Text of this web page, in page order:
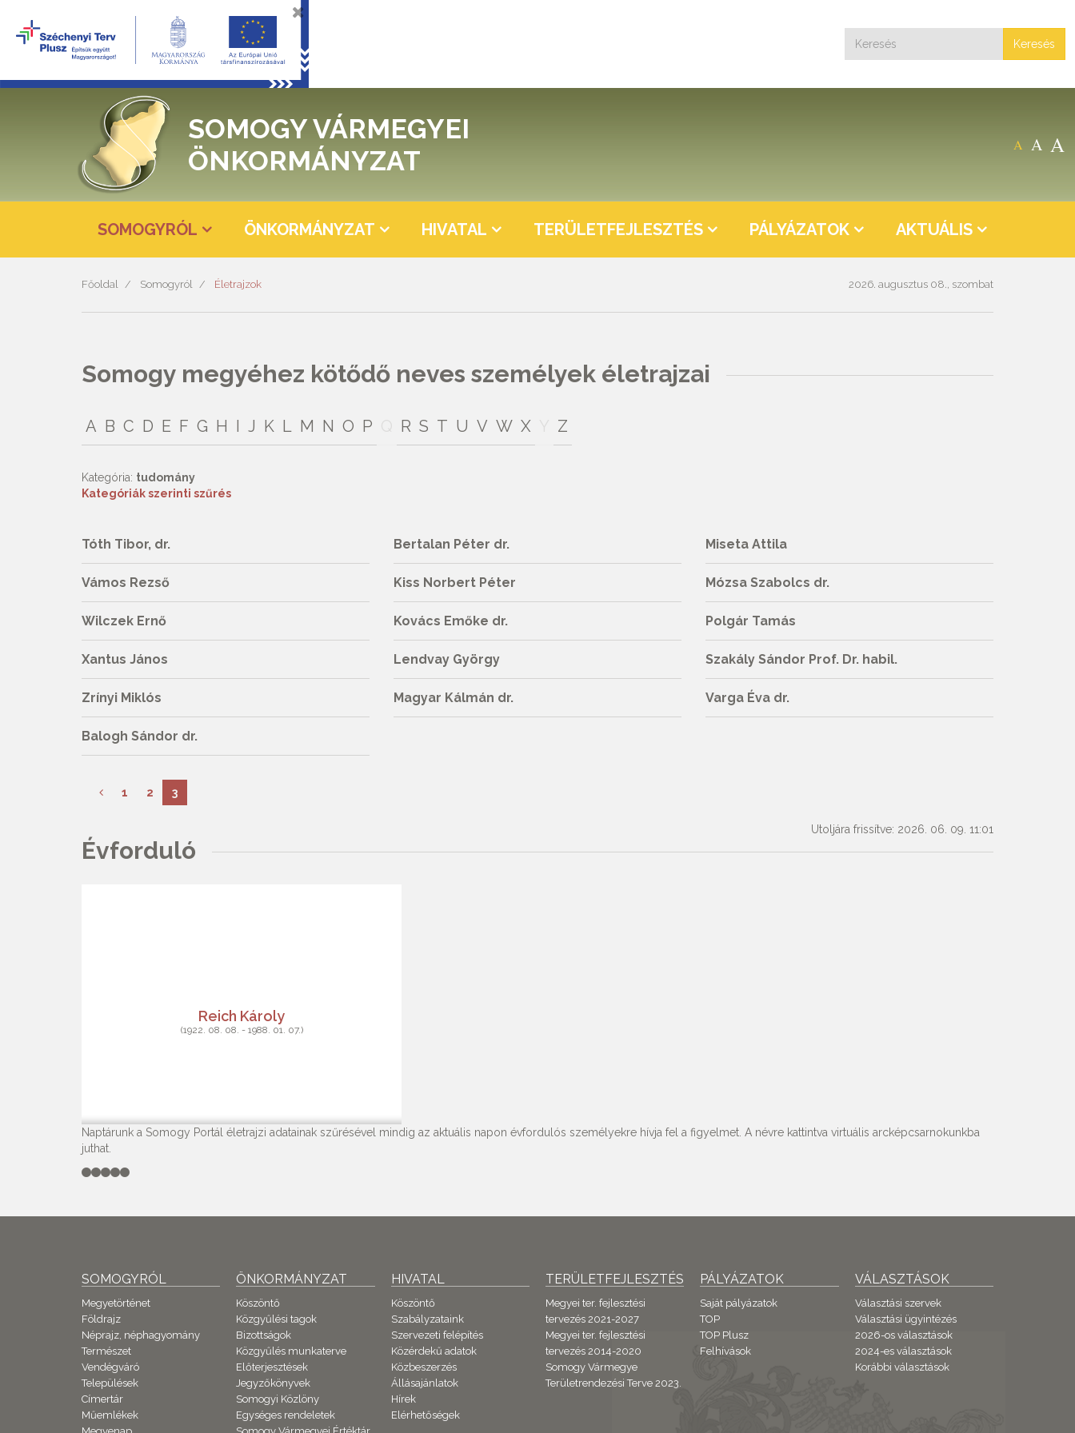
Keresés
A A A
SOMOGY VÁRMEGYEI
ÖNKORMÁNYZAT
SOMOGYRÓL ÖNKORMÁNYZAT HIVATAL TERÜLETFEJLESZTÉS PÁLYÁZATOK AKTUÁLIS
Főoldal Somogyról Életrajzok 2026. augusztus 08., szombat
Somogy megyéhez kötődő neves személyek életrajzai
A B C D E F G H I J K L M N O P R S T U V W X Z
Kategória: tudomány
Kategóriák szerinti szűrés
Tóth Tibor, dr.
Vámos Rezső
Wilczek Ernő
Xantus János
Zrínyi Miklós
Balogh Sándor dr.
Bertalan Péter dr.
Kiss Norbert Péter
Kovács Emőke dr.
Lendvay György
Magyar Kálmán dr.
Miseta Attila
Mózsa Szabolcs dr.
Polgár Tamás
Szakály Sándor Prof. Dr. habil.
Varga Éva dr.
1 2 3
Utoljára frissítve: 2026. 06. 09. 11:01
Évforduló
Reich Károly
(1922. 08. 08. - 1988. 01. 07.)
Naptárunk a Somogy Portál életrajzi adatainak szűrésével mindig az aktuális napon évfordulós személyekre hívja fel a figyelmet. A névre kattintva virtuális arcképcsarnokunkba
juthat.
SOMOGYRÓL
Megyetörténet
Földrajz
Néprajz, néphagyomány
Természet
Vendégváró
Települések
Címertár
Műemlékek
ÖNKORMÁNYZAT
Köszöntő
Közgyűlési tagok
Bizottságok
Közgyűlés munkaterve
Előterjesztések
Jegyzőkönyvek
Somogyi Közlöny
Egységes rendeletek
HIVATAL
Köszöntő
Szabályzataink
Szervezeti felépítés
Közérdekű adatok
Közbeszerzés
Állásajánlatok
Hírek
Elérhetőségek
TERÜLETFEJLESZTÉS
Megyei ter. fejlesztési
tervezés 2021-2027
Megyei ter. fejlesztési
tervezés 2014-2020
Somogy Vármegye
Területrendezési Terve 2023.
PÁLYÁZATOK
Saját pályázatok
TOP
TOP Plusz
Felhívások
VÁLASZTÁSOK
Választási szervek
Választási ügyintézés
2026-os választások
2024-es választások
Korábbi választások